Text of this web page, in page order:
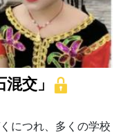
交」
につれ、多くの学校